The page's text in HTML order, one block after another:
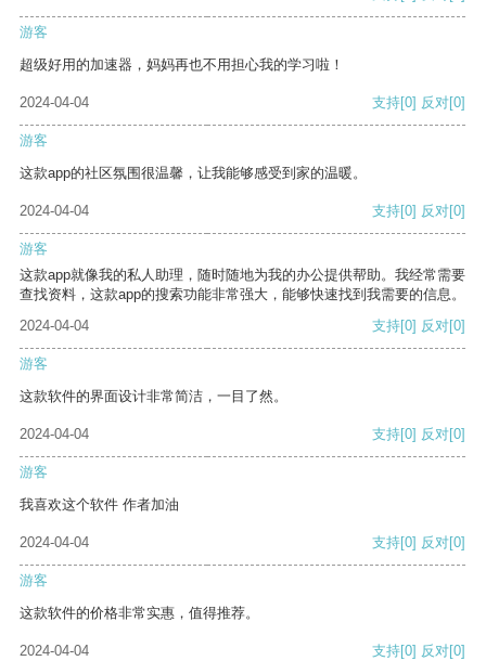
游客
超级好用的加速器，妈妈再也不用担心我的学习啦！
2024-04-04 支持[0] 反对[0]
游客
这款app的社区氛围很温馨，让我能够感受到家的温暖。
2024-04-04 支持[0] 反对[0]
游客
这款app就像我的私人助理，随时随地为我的办公提供帮助。我经常需要
查找资料，这款app的搜索功能非常强大，能够快速找到我需要的信息。
2024-04-04
支持[0] 反对[0]
游客
这款软件的界面设计非常简洁，一目了然。
2024-04-04 支持[0] 反对[0]
游客
我喜欢这个软件 作者加油
2024-04-04 支持[0] 反对[0]
游客
这款软件的价格非常实惠，值得推荐。
2024-04-04 支持[0] 反对[0]